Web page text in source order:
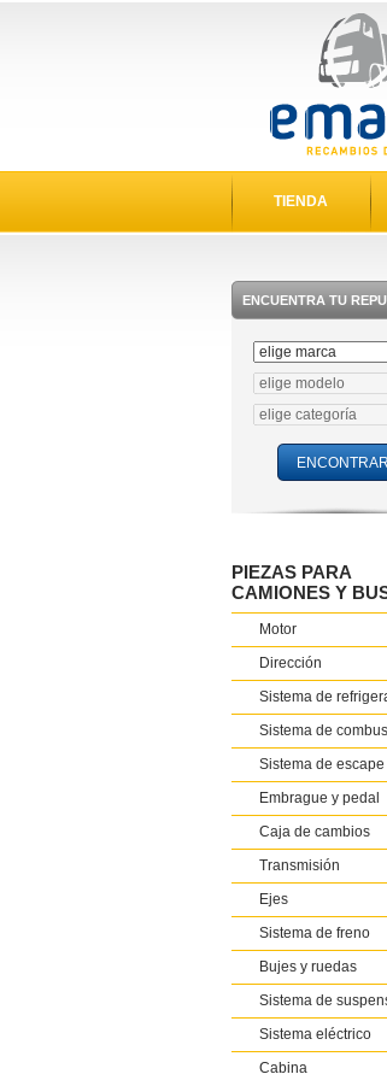
TIENDA
ENCUENTRA TU
PIEZAS PARA
CAMIONES Y
Motor
Dirección
Sistema de
Sistema de
Sistema de escape
Embrague y pedal
Caja de cambios
Transmisión
Ejes
Sistema de freno
Bujes y ruedas
Sistema de
Sistema eléctrico
Cabina